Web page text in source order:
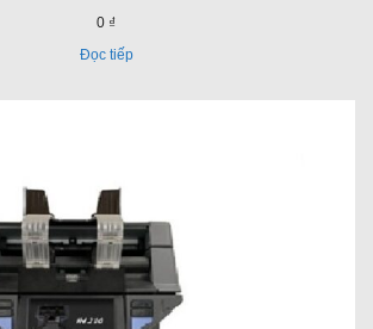
0 ₫
Đọc tiếp